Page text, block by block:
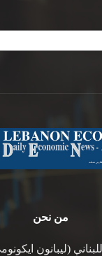
من نحن
(ليبانون